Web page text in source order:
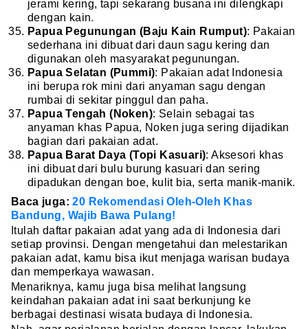
jerami kering, tapi sekarang busana ini dilengkapi
dengan kain.
Papua Pegunungan (Baju Kain Rumput): Pakaian
sederhana ini dibuat dari daun sagu kering dan
digunakan oleh masyarakat pegunungan.
Papua Selatan (Pummi): Pakaian adat Indonesia
ini berupa rok mini dari anyaman sagu dengan
rumbai di sekitar pinggul dan paha.
Papua Tengah (Noken): Selain sebagai tas
anyaman khas Papua, Noken juga sering dijadikan
bagian dari pakaian adat.
Papua Barat Daya (Topi Kasuari): Aksesori khas
ini dibuat dari bulu burung kasuari dan sering
dipadukan dengan boe, kulit bia, serta manik-manik.
Baca juga:20 Rekomendasi Oleh-Oleh Khas
Bandung, Wajib Bawa Pulang!
Itulah daftar pakaian adat yang ada di Indonesia dari
setiap provinsi. Dengan mengetahui dan melestarikan
pakaian adat, kamu bisa ikut menjaga warisan budaya
dan memperkaya wawasan.
Menariknya, kamu juga bisa melihat langsung
keindahan pakaian adat ini saat berkunjung ke
berbagai destinasi wisata budaya di Indonesia.